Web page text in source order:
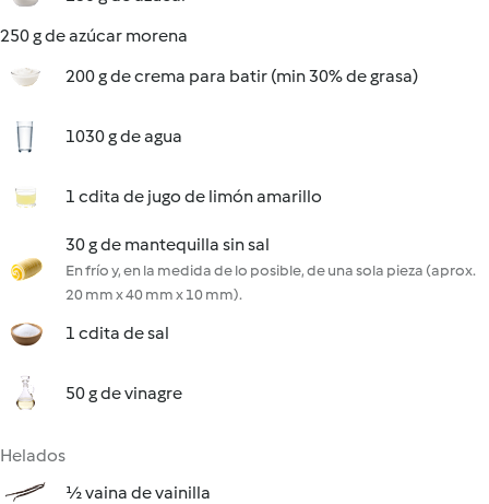
250 g de azúcar morena
200 g de crema para batir (min 30% de grasa)
1030 g de agua
1 cdita de jugo de limón amarillo
30 g de mantequilla sin sal
En frío y, en la medida de lo posible, de una sola pieza (aprox.
20 mm x 40 mm x 10 mm).
1 cdita de sal
50 g de vinagre
Helados
½ vaina de vainilla